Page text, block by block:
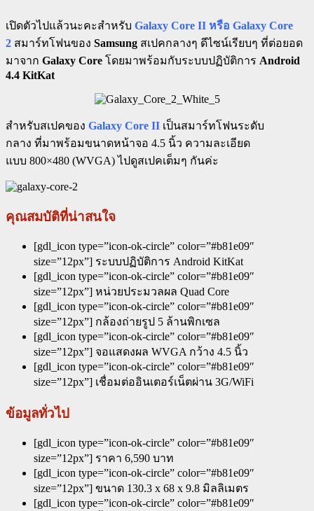
เปิดตัวไปแล้วนะคะสำหรับ Galaxy Core II หรือ Galaxy Core
2 สมาร์ทโฟนของ Samsung สเปคกลางๆ ดีไซน์เรียบๆ ที่ต่อยอด
มาจาก Galaxy Core โดยมาพร้อมกับระบบปฏิบัติการ Android
4.4 KitKat
สำหรับสเปคของ Galaxy Core II เป็นสมาร์ทโฟนระดับ
กลาง ที่มาพร้อมขนาดหน้าจอ 4.5 นิ้ว ความละเอียด
แบบ 800×480 (WVGA) ไปดูสเปคเต็มๆ กันค่ะ
คุณสมบัติที่น่าสนใจ
[gdl_icon type=”icon-ok-circle” color=”#b81e09″
size=”12px”] ระบบปฏิบัติการ Android KitKat
[gdl_icon type=”icon-ok-circle” color=”#b81e09″
size=”12px”] หน่วยประมวลผล Quad Core
[gdl_icon type=”icon-ok-circle” color=”#b81e09″
size=”12px”] กล้องถ่ายรูป 5 ล้านพิกเซล
[gdl_icon type=”icon-ok-circle” color=”#b81e09″
size=”12px”] จอแสดงผล WVGA กว้าง 4.5 นิ้ว
[gdl_icon type=”icon-ok-circle” color=”#b81e09″
size=”12px”] เชื่อมต่ออินเตอร์เน็ตผ่าน 3G/WiFi
ข้อมูลทั่วไป
[gdl_icon type=”icon-ok-circle” color=”#b81e09″
size=”12px”] ราคา 6,590 บาท
[gdl_icon type=”icon-ok-circle” color=”#b81e09″
size=”12px”] ขนาด 130.3 x 68 x 9.8 มิลลิเมตร
[gdl_icon type=”icon-ok-circle” color=”#b81e09″